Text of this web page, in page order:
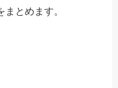
とめます。